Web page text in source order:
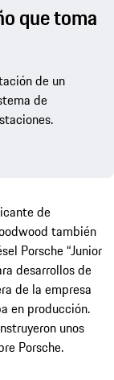
que toma
de un
de
de
también
Porsche “Junior
desarrollos de
de la empresa
en producción.
unos
Porsche.